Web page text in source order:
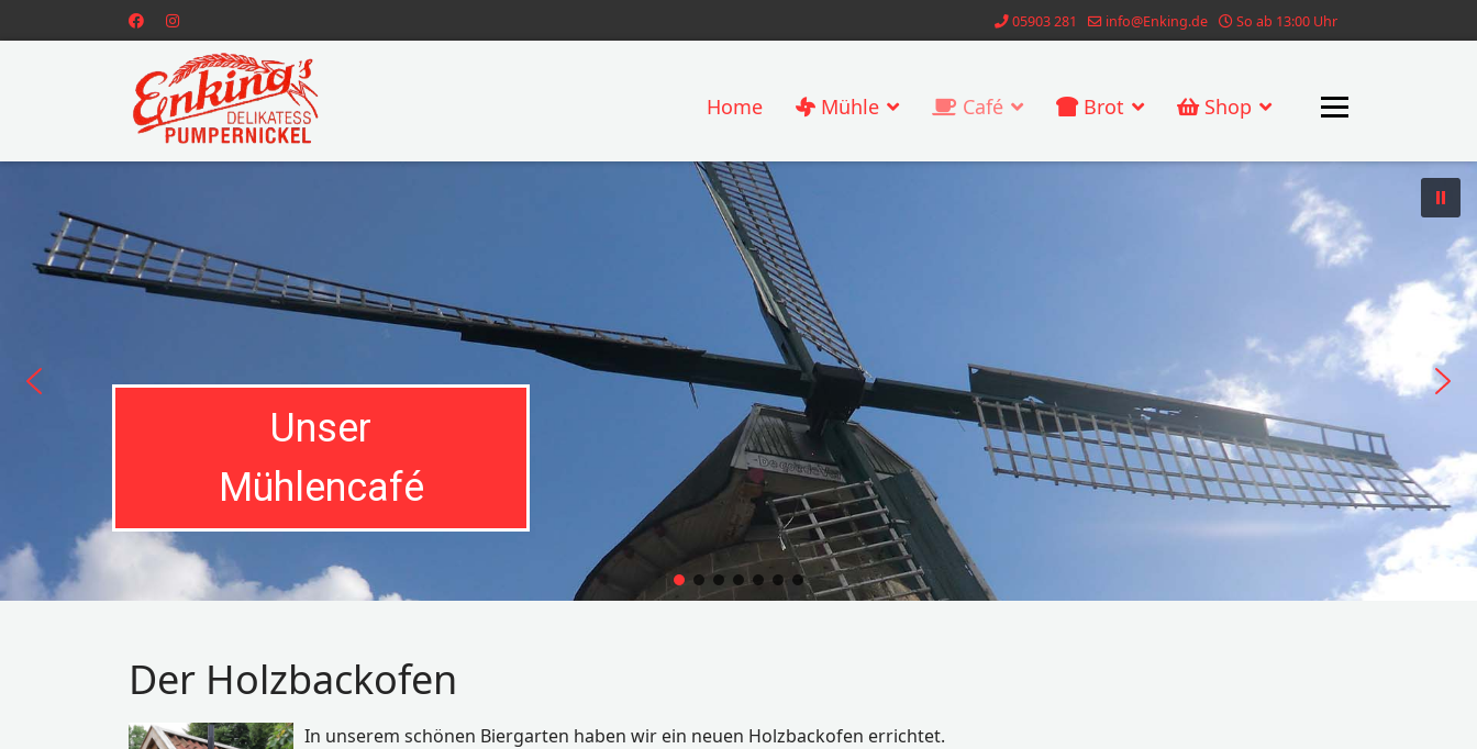
05903 281 info@Enking.de So ab 13:00 Uhr
Home Mühle Café Brot Shop
Unser
Mühlencafé
Der Holzbackofen
In unserem schönen Biergarten haben wir ein neuen Holzbackofen errichtet.